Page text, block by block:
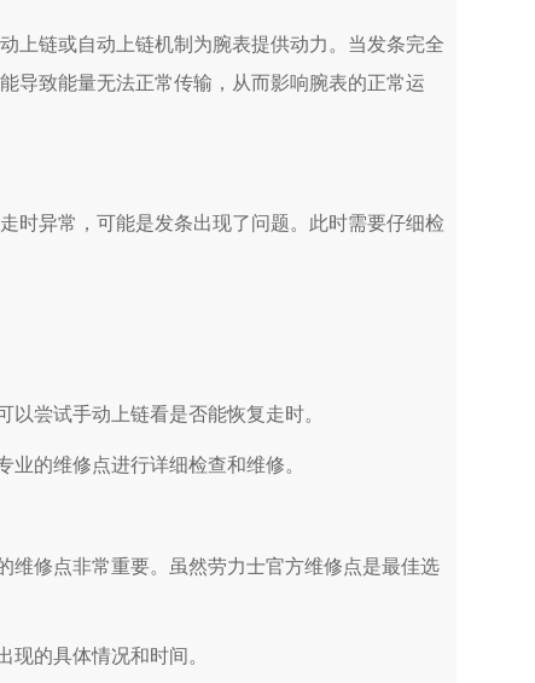
链或自动上链机制为腕表提供动力。当发条完全
导致能量无法正常传输，从而影响腕表的正常运
异常，可能是发条出现了问题。此时需要仔细检
尝试手动上链看是否能恢复走时。
的维修点进行详细检查和维修。
修点非常重要。虽然劳力士官方维修点是最佳选
的具体情况和时间。